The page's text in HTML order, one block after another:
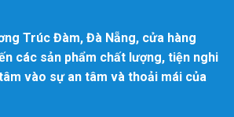
Trúc Đàm, Đà Nẵng, cửa hàng
các sản phẩm chất lượng, tiện nghi
vào sự an tâm và thoải mái của